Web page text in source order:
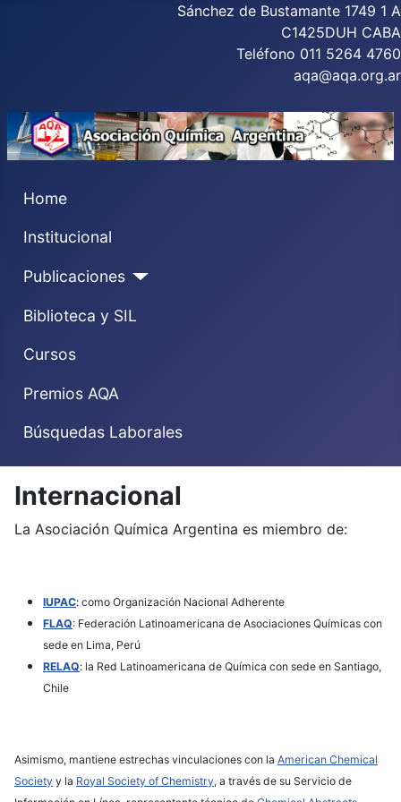
Sánchez de Bustamante 1749 1 A
C1425DUH CABA
Teléfono 011 5264 4760
aqa@aqa.org.ar
Home
Institucional
Publicaciones
Biblioteca y SIL
Cursos
Premios AQA
Búsquedas Laborales
Internacional
La Asociación Química Argentina es miembro de:
IUPAC: como Organización Nacional Adherente
FLAQ: Federación Latinoamericana de Asociaciones Químicas con
sede en Lima, Perú
RELAQ: la Red Latinoamericana de Química con sede en Santiago,
Chile
Asimismo, mantiene estrechas vinculaciones con la American Chemical
Society y la Royal Society of Chemistry, a través de su Servicio de